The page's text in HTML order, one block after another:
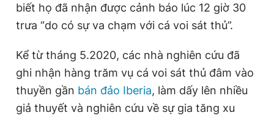
biết họ đã nhận được cảnh báo lúc 12 giờ 30
trưa “do có sự va chạm với cá voi sát thủ”.
Kể từ tháng 5.2020, các nhà nghiên cứu đã
ghi nhận hàng trăm vụ cá voi sát thủ đâm vào
thuyền gần bán đảo Iberia, làm dấy lên nhiều
giả thuyết và nghiên cứu về sự gia tăng xu